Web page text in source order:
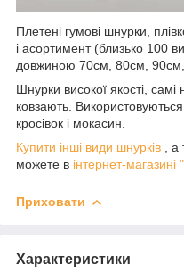
Плетені гумові шнурки,
і асортимент (близько 100
довжиною 70см, 80см,
Шнурки високої якості, самі
ковзають.
кросівок і мокасин.
Купити інші види шнурків , а
можете в інтернет-магазині
Приховати
Характеристики